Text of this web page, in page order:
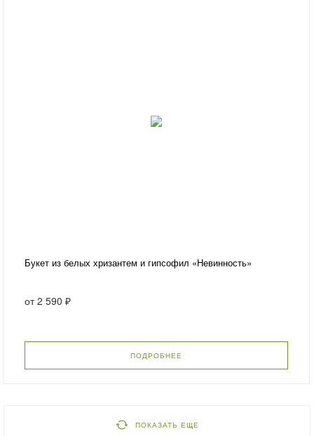
Букет из белых хризантем и гипсофил «Невинность»
от2 590 ₽
ПОДРОБНЕЕ
ПОКАЗАТЬ ЕЩЕ